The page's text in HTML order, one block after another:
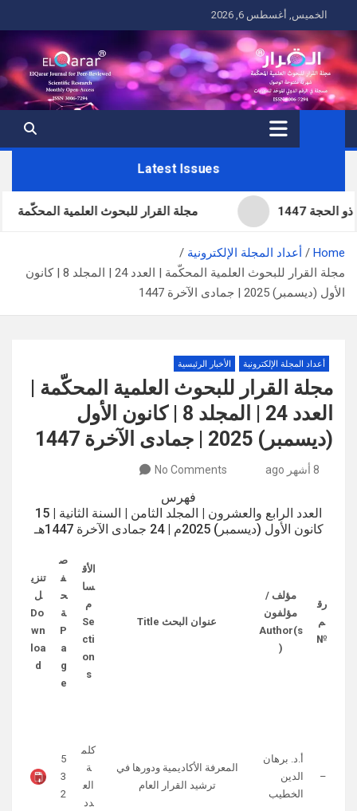
to
content
الخميس, أغسطس 6, 2026
Latest Issues
مجلة القرار للبحوث العلمية المحكّمة |
Home
أعداد المجلة الإلكترونية
مجلة القرار للبحوث العلمية المحكّمة | العدد 24 | المجلد 8 | كانون
الأول (ديسمبر) 2025 | جمادى الآخرة 1447
أعداد المجلة الإلكترونية الأخبار الرئيسية
مجلة القرار للبحوث العلمية المحكّمة |
العدد 24 | المجلد 8 | كانون الأول
(ديسمبر) 2025 | جمادى الآخرة 1447
8 أشهر ago No Comments
فهرس
العدد الرابع والعشرون | المجلد الثامن | السنة الثانية | 15
كانون الأول (ديسمبر) 2025م | 24 جمادى الآخرة 1447هـ
رق
م
№
مؤلف /
مؤلفون
Author(s
)
عنوان البحث Title
الأق
سا
م
Se
cti
on
s
ص
ف
ح
ة
P
a
g
e
تنزي
ل
Do
wn
loa
d
–
أ.د. برهان
الدين
الخطيب
المعرفة الأكاديمية ودورها في
ترشيد القرار العام
كلم
ة
الع
دد
5
3
2